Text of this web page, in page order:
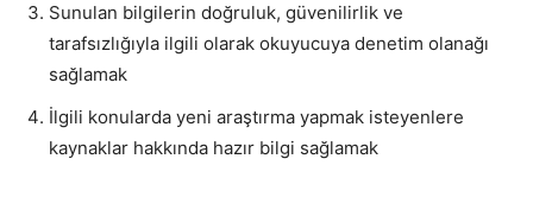
Sunulan bilgilerin doğruluk, güvenilirlik ve
tarafsızlığıyla ilgili olarak okuyucuya denetim olanağı
sağlamak
İlgili konularda yeni araştırma yapmak isteyenlere
kaynaklar hakkında hazır bilgi sağlamak